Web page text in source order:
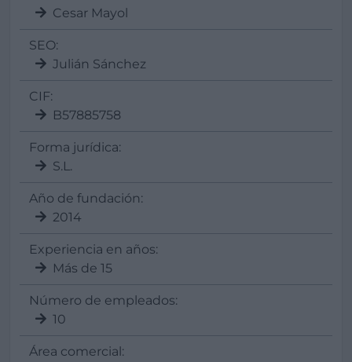
Cesar Mayol
SEO:
Julián Sánchez
CIF:
B57885758
Forma jurídica:
S.L.
Año de fundación:
2014
Experiencia en años:
Más de 15
Número de empleados:
10
Área comercial: